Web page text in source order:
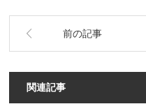
前の記事
関連記事